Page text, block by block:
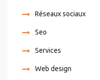
Réseaux sociaux
Seo
Services
Web design